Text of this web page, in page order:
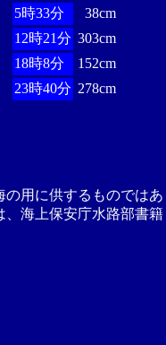
5時33分
38cm
12時21分 303cm
18時8分
152cm
23時40分 278cm
の用に供するものでは
海上保安庁水路部書